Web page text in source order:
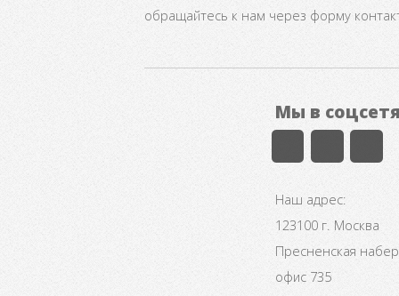
обращайтесь к нам через форму
Мы в
Наш адрес:
123100 г. Москва
Пресненская
офис 735